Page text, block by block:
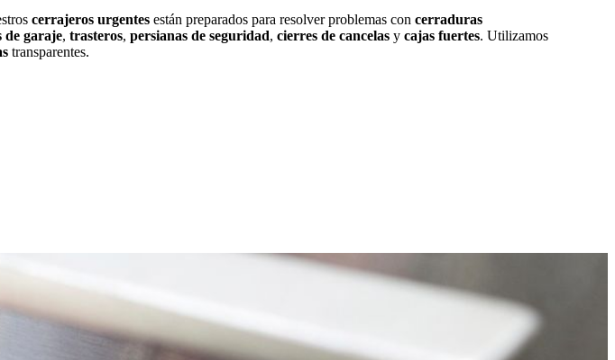
cerrajeros urgentes están preparados para resolver problemas con cerraduras
de garaje, trasteros, persianas de seguridad, cierres de cancelas y cajas fuertes. Utilizamos
transparentes.